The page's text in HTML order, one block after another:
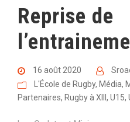
Reprise de
16 août 2020
L'École de Rugby, Média,
Partenaires, Rugby à XIII , U15,